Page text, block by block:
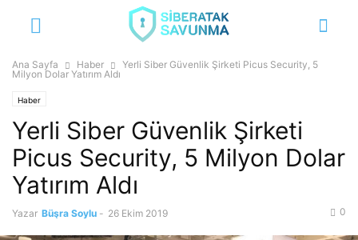
Ana Sayfa Haber
Yerli Siber Güvenlik Şirketi Picus Security, 5
Milyon Dolar Yatırım Aldı
Haber
Yerli Siber Güvenlik Şirketi
Picus Security, 5 Milyon Dolar
Yatırım Aldı
Yazar Büşra Soylu - 26 Ekim 2019 0